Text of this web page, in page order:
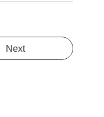
Next